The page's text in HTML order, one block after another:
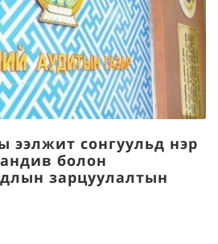
ээлжит сонгуульд нэр
болон
зарцуулалтын